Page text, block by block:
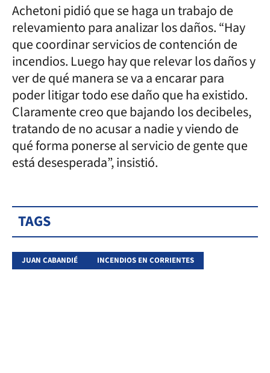
Achetoni pidió que se haga un trabajo de
relevamiento para analizar los daños. “Hay
que coordinar servicios de contención de
incendios. Luego hay que relevar los daños y
ver de qué manera se va a encarar para
poder litigar todo ese daño que ha existido.
Claramente creo que bajando los decibeles,
tratando de no acusar a nadie y viendo de
qué forma ponerse al servicio de gente que
está desesperada”, insistió.
TAGS
JUAN CABANDIÉ INCENDIOS EN CORRIENTES